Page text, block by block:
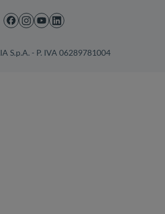
S.p.A. - P. IVA 06289781004